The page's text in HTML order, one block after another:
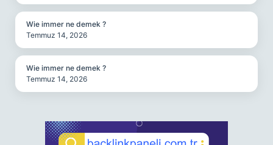
Wie immer ne demek ?
Temmuz 14, 2026
Wie immer ne demek ?
Temmuz 14, 2026